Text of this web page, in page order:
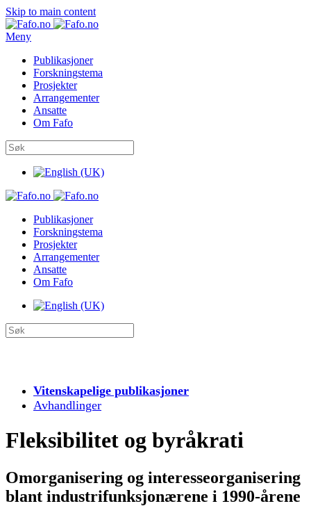
Skip to main content
Meny
Publikasjoner
Forskningstema
Prosjekter
Arrangementer
Ansatte
Om Fafo
Publikasjoner
Forskningstema
Prosjekter
Arrangementer
Ansatte
Om Fafo
Vitenskapelige publikasjoner
Avhandlinger
Fleksibilitet og byråkrati
Omorganisering og interesseorganisering
blant industrifunksjonærene i 1990-årene